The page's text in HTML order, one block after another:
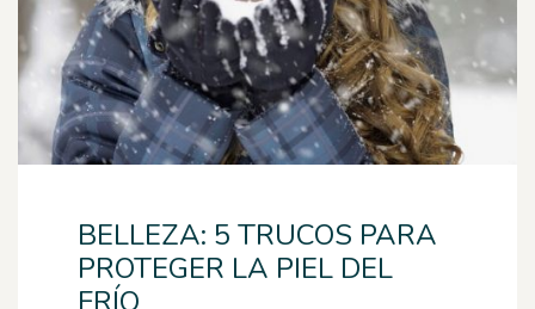
BELLEZA: 5 TRUCOS PARA
PROTEGER LA PIEL DEL